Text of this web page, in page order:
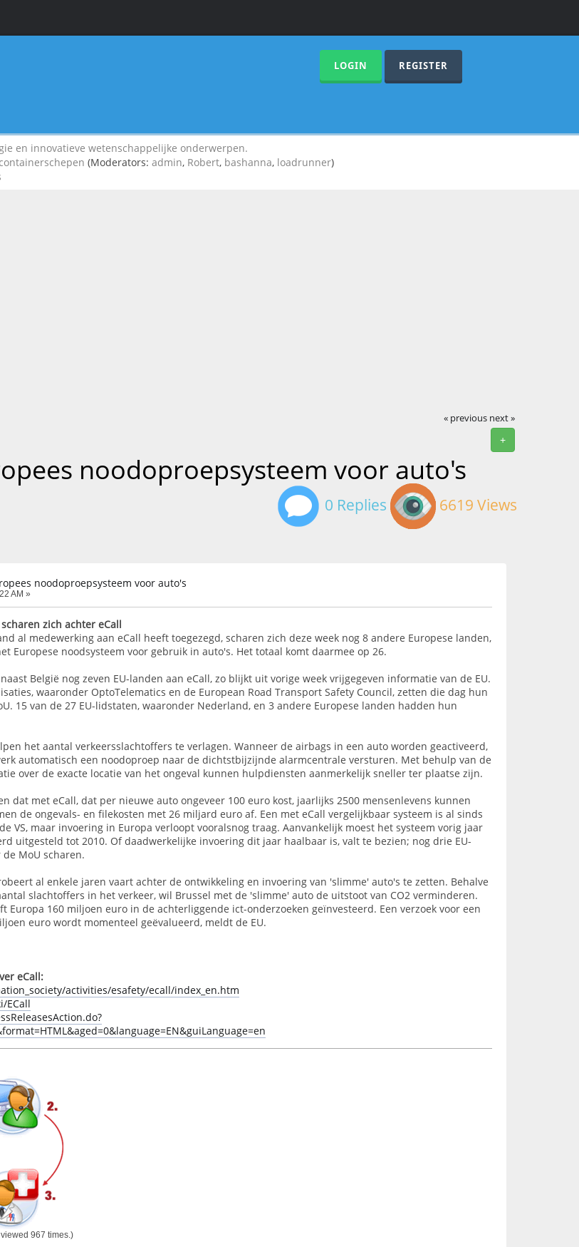
LOGIN REGISTER
en innovatieve wetenschappelijke onderwerpen.
(Moderators: admin, Robert, bashanna, loadrunner)
« previous next »
+
noodoproepsysteem voor auto's
0 Replies 6619 Views
noodoproepsysteem voor auto's
AM »
zich achter eCall
al medewerking aan eCall heeft toegezegd, scharen zich deze week nog 8 andere Europese landen,
Europese noodsysteem voor gebruik in auto's. Het totaal komt daarmee op 26.
België nog zeven EU-landen aan eCall, zo blijkt uit vorige week vrijgegeven informatie van de EU.
waaronder OptoTelematics en de European Road Transport Safety Council, zetten die dag hun
15 van de 27 EU-lidstaten, waaronder Nederland, en 3 andere Europese landen hadden hun
het aantal verkeersslachtoffers te verlagen. Wanneer de airbags in een auto worden geactiveerd,
automatisch een noodoproep naar de dichtstbijzijnde alarmcentrale versturen. Met behulp van de
over de exacte locatie van het ongeval kunnen hulpdiensten aanmerkelijk sneller ter plaatse zijn.
dat met eCall, dat per nieuwe auto ongeveer 100 euro kost, jaarlijks 2500 mensenlevens kunnen
de ongevals- en filekosten met 26 miljard euro af. Een met eCall vergelijkbaar systeem is al sinds
VS, maar invoering in Europa verloopt vooralsnog traag. Aanvankelijk moest het systeem vorig jaar
uitgesteld tot 2010. Of daadwerkelijke invoering dit jaar haalbaar is, valt te bezien; nog drie EU-
MoU scharen.
al enkele jaren vaart achter de ontwikkeling en invoering van 'slimme' auto's te zetten. Behalve
slachtoffers in het verkeer, wil Brussel met de 'slimme' auto de uitstoot van CO2 verminderen.
Europa 160 miljoen euro in de achterliggende ict-onderzoeken geïnvesteerd. Een verzoek voor een
euro wordt momenteel geëvalueerd, meldt de EU.
eCall:
activities/esafety/ecall/index_en.htm
ECall
967 times.)